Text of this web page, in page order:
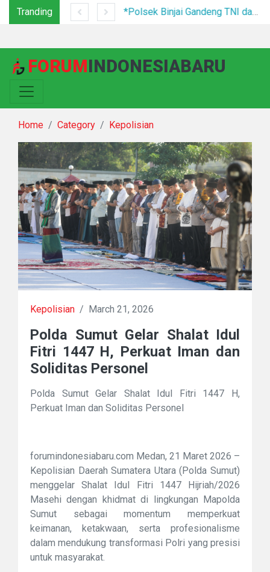
Tranding *Polsek Binjai Gandeng TNI dan Kepala Desa Grebek Sarang Narkoba*
FORUMINDONESIABARU
Home Category Kepolisian
Kepolisian / March 21, 2026
Polda Sumut Gelar Shalat Idul
Fitri 1447 H, Perkuat Iman dan
Soliditas Personel
Polda Sumut Gelar Shalat Idul Fitri 1447 H,
Perkuat Iman dan Soliditas Personel
forumindonesiabaru.com Medan, 21 Maret 2026 –
Kepolisian Daerah Sumatera Utara (Polda Sumut)
menggelar Shalat Idul Fitri 1447 Hijriah/2026
Masehi dengan khidmat di lingkungan Mapolda
Sumut sebagai momentum memperkuat
keimanan, ketakwaan, serta profesionalisme
dalam mendukung transformasi Polri yang presisi
untuk masyarakat.